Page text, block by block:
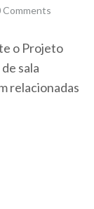
Comments
o Projeto
sala
relacionadas